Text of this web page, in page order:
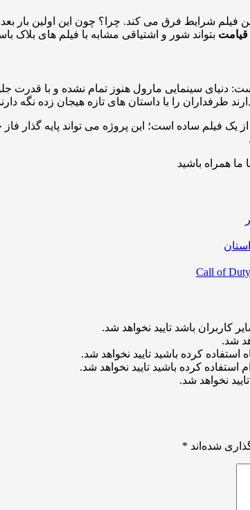
این فیلم شرایط فرق می کند. چرا؟ چون این اولین
قیامت بتواند شور و اشتیاقی مشابه با فیلم های بلاک
است: دنیای سینمایی مارول هنوز تمام نشده و با
طرفداران را با داستان های تازه هیجان زده نگه
یک فیلم ساده است؛ این پروژه می تواند پایه گذار
ما همراه باشید
کاربران باشد تایید نخواهد شد.
شد.
کرده باشید تایید نخواهد شد.
استفاده کرده باشید تایید نخواهد شد.
نخواهد شد.
شده‌اند *